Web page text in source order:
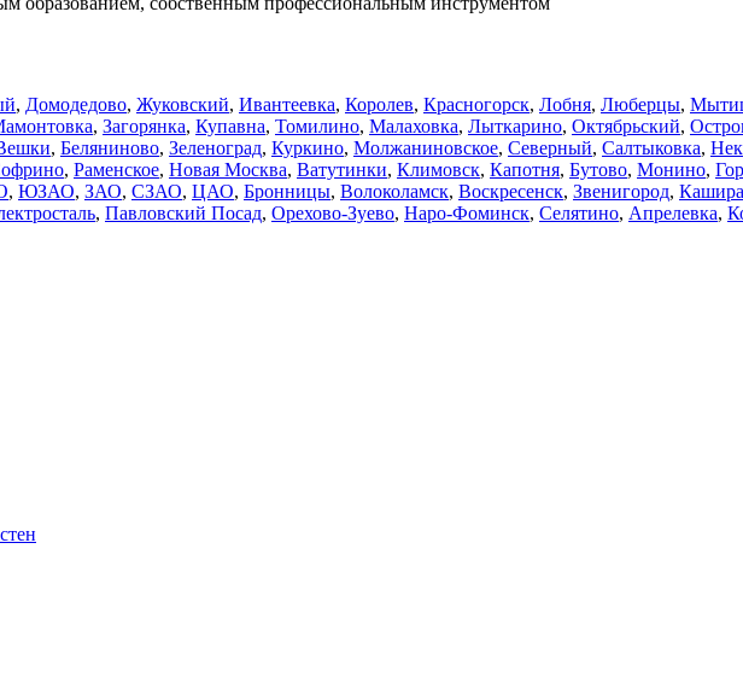
, Домодедово, Жуковский, Ивантеевка, Королев, Красногорск, Лобня, Люберцы,
, Загорянка, Купавна, Томилино, Малаховка, Лыткарино, Октябрьский,
, Беляниново, Зеленоград, Куркино, Молжаниновское, Северный, Салтыковка,
, Раменское, Новая Москва, Ватутинки, Климовск, Капотня, Бутово, Монино,
, ЮЗАО, ЗАО, СЗАО, ЦАО, Бронницы, Волоколамск, Воскресенск, Звенигород, Кашира
, Павловский Посад, Орехово-Зуево, Наро-Фоминск, Селятино, Апрелевка,